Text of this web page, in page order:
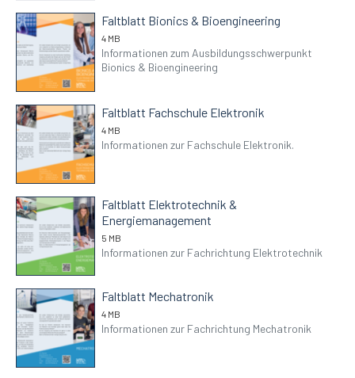
Faltblatt Bionics & Bioengineering
4 MB
Informationen zum Ausbildungsschwerpunkt
Bionics & Bioengineering
Faltblatt Fachschule Elektronik
4 MB
Informationen zur Fachschule Elektronik.
Faltblatt Elektrotechnik &
Energiemanagement
5 MB
Informationen zur Fachrichtung Elektrotechnik
Faltblatt Mechatronik
4 MB
Informationen zur Fachrichtung Mechatronik